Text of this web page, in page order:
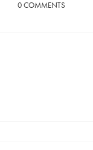
0COMMENTS